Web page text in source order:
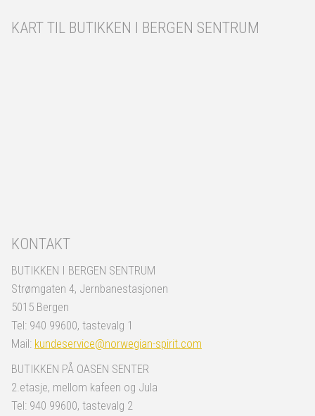
KART TIL BUTIKKEN I BERGEN SENTRUM
KONTAKT
BUTIKKEN I BERGEN SENTRUM
Strømgaten 4, Jernbanestasjonen
5015 Bergen
Tel: 940 99600, tastevalg 1
Mail: kundeservice@norwegian-spirit.com
BUTIKKEN PÅ OASEN SENTER
2.etasje, mellom kafeen og Jula
Tel: 940 99600, tastevalg 2